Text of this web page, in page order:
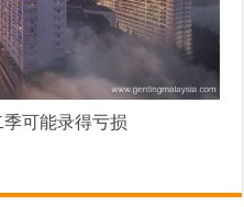
可能录得亏损